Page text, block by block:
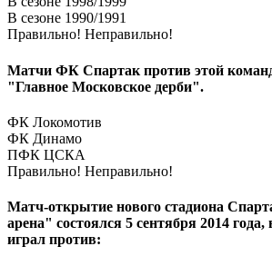
В сезоне 1990/1991
Правильно! Неправильно!
Матчи ФК Спартак против этой
"Главное Московское дерби".
ФК Локомотив
ФК Динамо
ПФК ЦСКА
Правильно! Неправильно!
Матч-открытие нового стадиона
арена" состоялся 5 сентября 2014
играл против: